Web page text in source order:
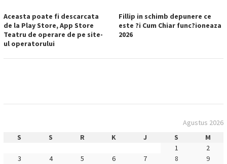
Aceasta poate fi descarcata
de la Play Store, App Store
Teatru de operare de pe site-
ul operatorului
Fillip in schimb depunere ce
este ?i Cum Chiar func?ioneaza
2026
Agustus 2026
S
S R K J S
M
1
2
3
4 5 6 7 8
9